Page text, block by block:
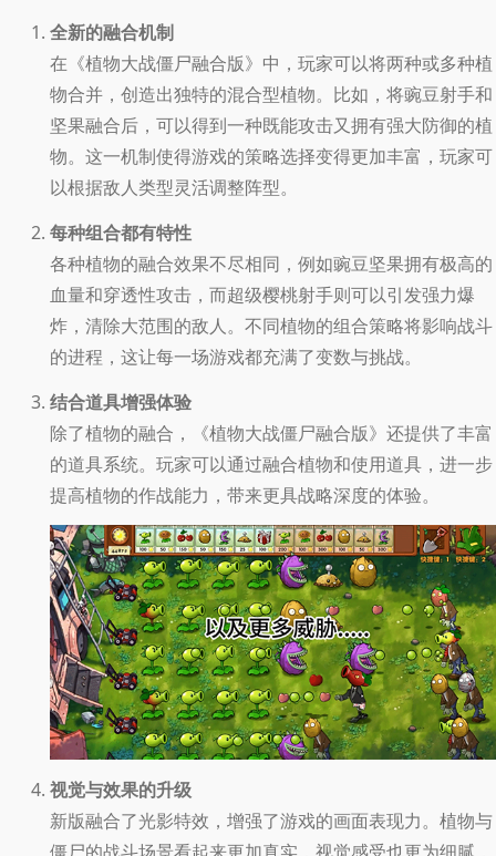
全新的融合机制
在《植物大战僵尸融合版》中，玩家可以将两种或多种植
物合并，创造出独特的混合型植物。比如，将豌豆射手和
坚果融合后，可以得到一种既能攻击又拥有强大防御的植
物。这一机制使得游戏的策略选择变得更加丰富，玩家可
以根据敌人类型灵活调整阵型。
每种组合都有特性
各种植物的融合效果不尽相同，例如豌豆坚果拥有极高的
血量和穿透性攻击，而超级樱桃射手则可以引发强力爆
炸，清除大范围的敌人。不同植物的组合策略将影响战斗
的进程，这让每一场游戏都充满了变数与挑战。
结合道具增强体验
除了植物的融合，《植物大战僵尸融合版》还提供了丰富
的道具系统。玩家可以通过融合植物和使用道具，进一步
提高植物的作战能力，带来更具战略深度的体验。
视觉与效果的升级
新版融合了光影特效，增强了游戏的画面表现力。植物与